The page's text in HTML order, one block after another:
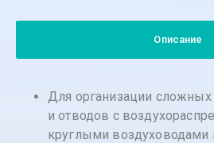
Описание
Для организации сложных
и отводов с
круглыми воздуховодами